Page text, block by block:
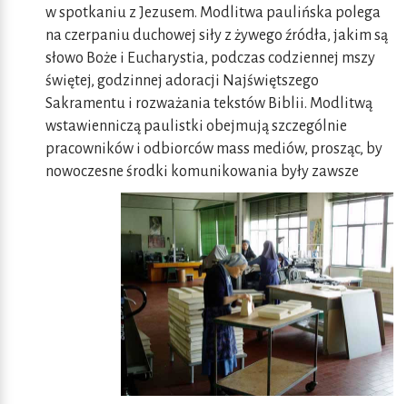
w spotkaniu z Jezusem. Modlitwa paulińska polega
na czerpaniu duchowej siły z żywego źródła, jakim są
słowo Boże i Eucharystia, podczas codziennej mszy
świętej, godzinnej adoracji Najświętszego
Sakramentu i rozważania tekstów Biblii. Modlitwą
wstawienniczą paulistki obejmują szczególnie
pracowników i odbiorców mass mediów, prosząc, by
nowoczesne środki komunikowania były zawsze